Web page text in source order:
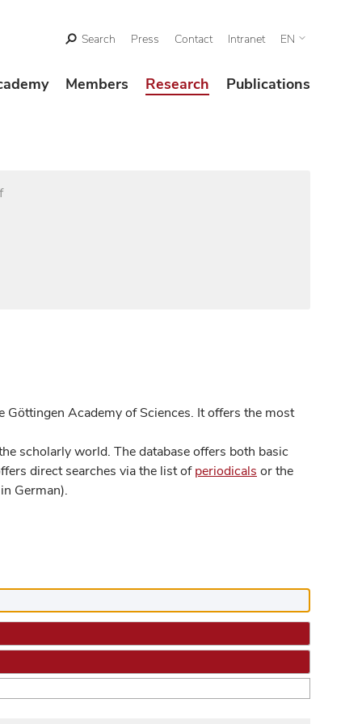
Search Press Contact Intranet EN
Members Research Publications
Academy of Sciences. It offers the most
scholarly world. The database offers both basic
direct searches via the list ofperiodicals or the
German).